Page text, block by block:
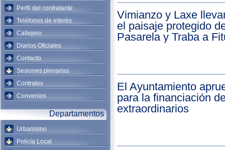
Perfil del contratante
Teléfonos de interés
Callejero
Diarios Oficiales
Contacto
Sesiones plenarias
Contratos
Convenios
Departamentos
Urbanismo
Policía Local
Vimianzo y Laxe
el paisaje protegido
Pasarela y Traba a
El Ayuntamiento
para la financiación
extraordinarios